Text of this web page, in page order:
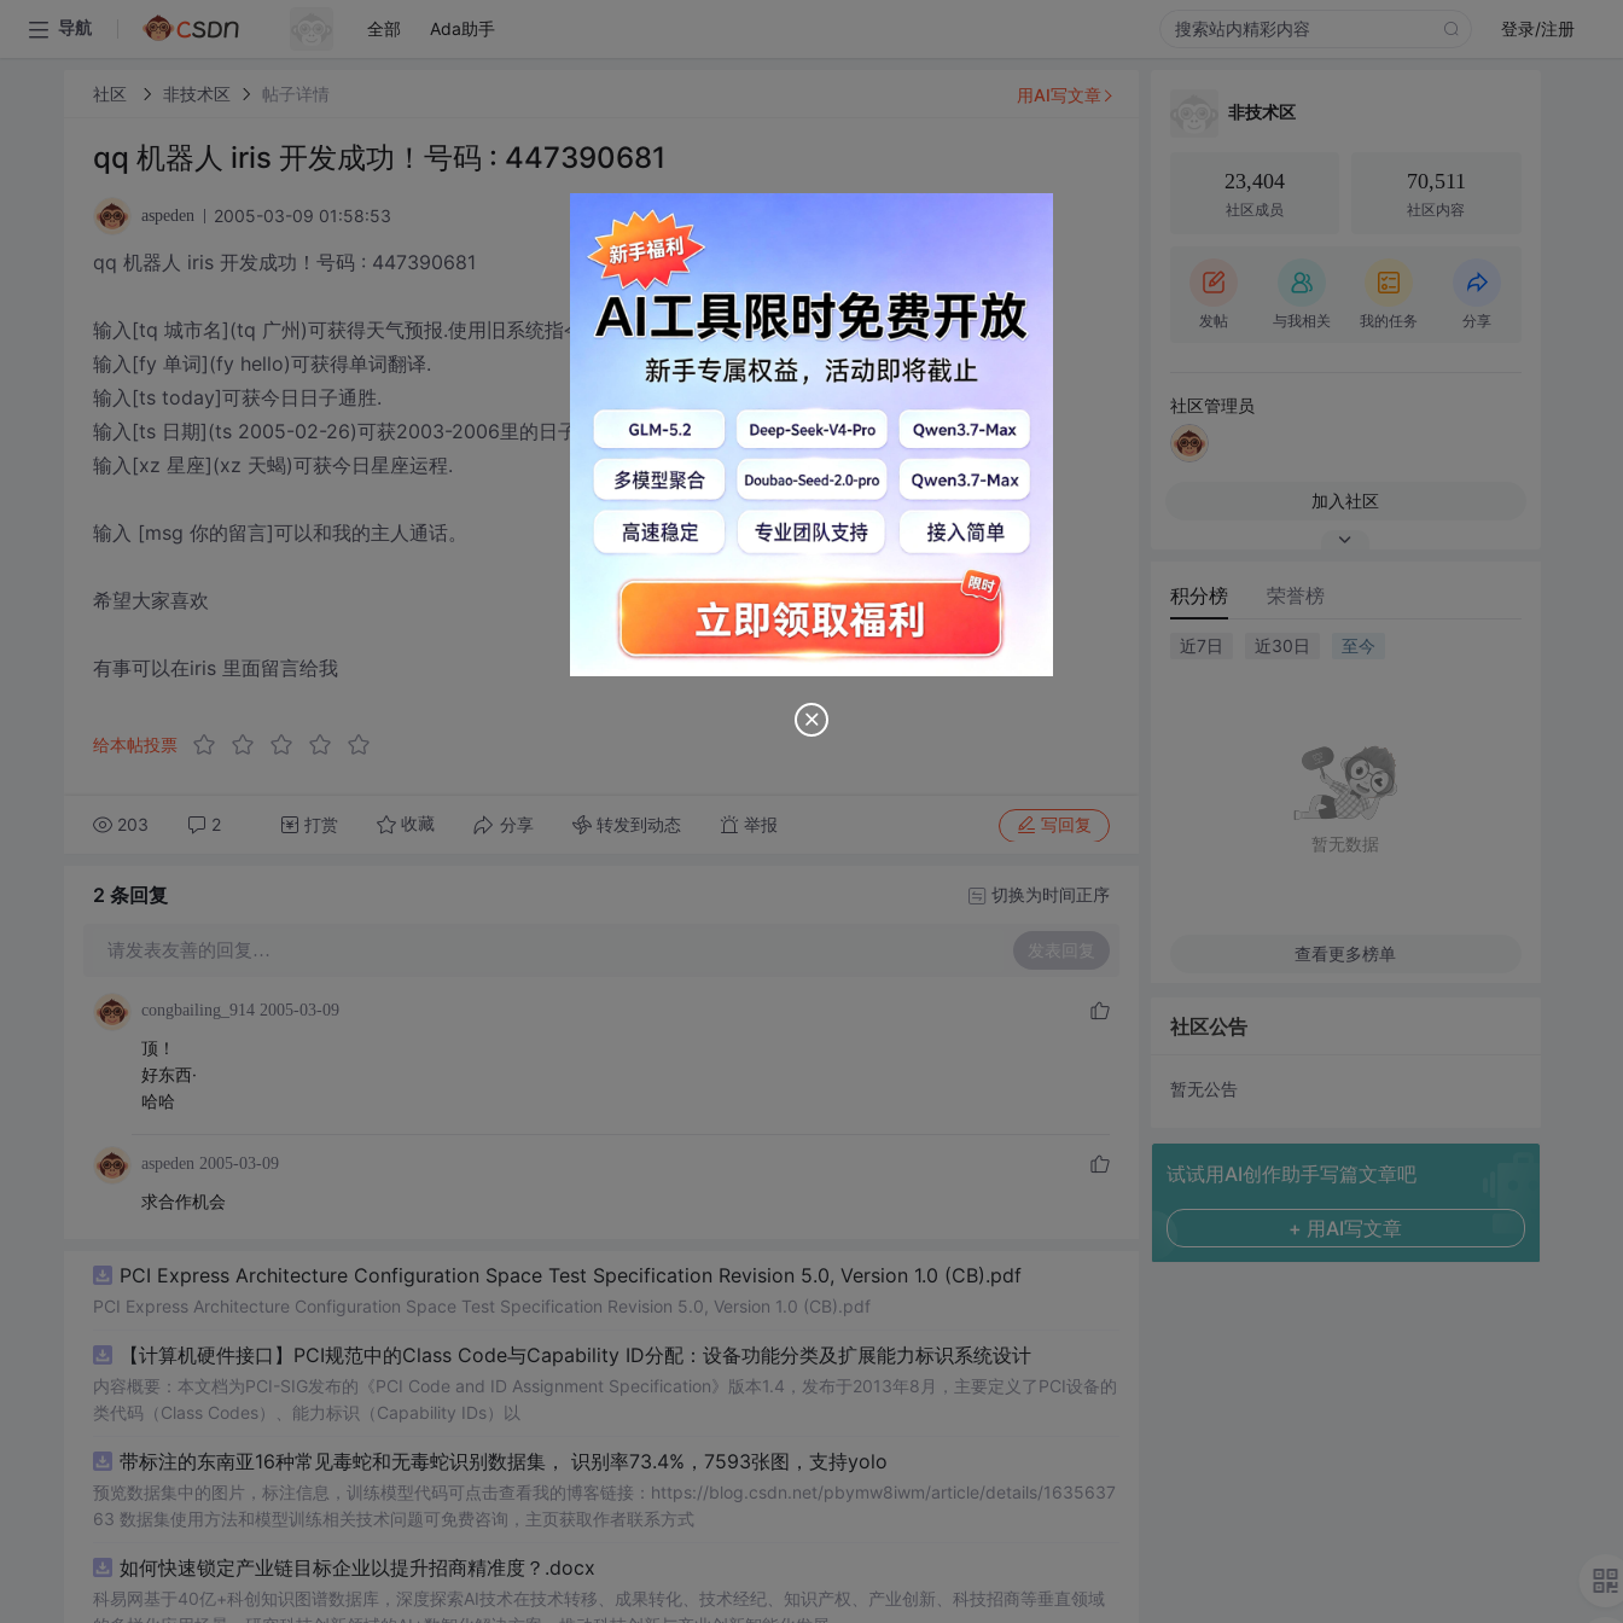
导航 全部 Ada助手 登录/注册
社区 非技术区 帖子详情
qq 机器人 iris 开发成功！号码 : 447390681
aspeden 2005-03-09 01:58:53
qq 机器人 iris 开发成功！号码 : 447390681
输入[tq 城市名](tq 广州)可获得天气预报.使用旧系统指令改为[otq 城市名]
输入[fy 单词](fy hello)可获得单词翻译.
输入[ts today]可获今日日子通胜.
输入[ts 日期](ts 2005-02-26)可获2003-2006里的日子通胜.
输入[xz 星座](xz 天蝎)可获今日星座运程.
输入 [msg 你的留言]可以和我的主人通话。
希望大家喜欢
有事可以在iris 里面留言给我
给本帖投票
203 2 打赏 收藏 分享 转发到动态 举报 写回复
用AI写文章
2 条回复 切换为时间正序
请发表友善的回复… 发表回复
congbailing_914 2005-03-09
顶！
好东西·
哈哈
aspeden 2005-03-09
求合作机会
PCI Express Architecture Configuration Space Test Specification Revision 5.0, Version 1.0 (CB).pdf
PCI Express Architecture Configuration Space Test Specification Revision 5.0, Version 1.0 (CB).pdf
【计算机硬件接口】PCI规范中的Class Code与Capability ID分配：设备功能分类及扩展能力标识系统设计
内容概要：本文档为PCI-SIG发布的《PCI Code and ID Assignment Specification》版本1.4，发布于2013年8月，主要定义了PCI设备的
类代码（Class Codes）、能力标识（Capability IDs）以
带标注的东南亚16种常见毒蛇和无毒蛇识别数据集， 识别率73.4%，7593张图，支持yolo
预览数据集中的图片，标注信息，训练模型代码可点击查看我的博客链接：https://blog.csdn.net/pbymw8iwm/article/details/1635637
63 数据集使用方法和模型训练相关技术问题可免费咨询，主页获取作者联系方式
如何快速锁定产业链目标企业以提升招商精准度？.docx
科易网基于40亿+科创知识图谱数据库，深度探索AI技术在技术转移、成果转化、技术经纪、知识产权、产业创新、科技招商等垂直领域
非技术区
23,404
社区成员
70,511
社区内容
发帖 与我相关 我的任务 分享
社区管理员
加入社区
积分榜 荣誉榜
近7日 近30日 至今
暂无数据
查看更多榜单
社区公告
暂无公告
试试用AI创作助手写篇文章吧
+ 用AI写文章